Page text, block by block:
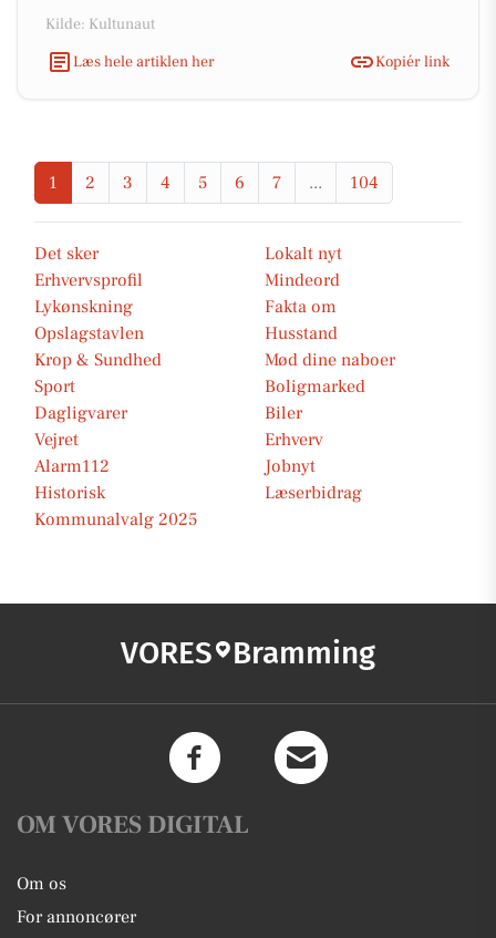
Kilde: Kultunaut
Læs hele artiklen her
Kopiér link
1 2 3 4 5 6 7 ... 104
Det sker
Lokalt nyt
Erhvervsprofil
Mindeord
Lykønskning
Fakta om
Opslagstavlen
Husstand
Krop & Sundhed
Mød dine naboer
Sport
Boligmarked
Dagligvarer
Biler
Vejret
Erhverv
Alarm112
Jobnyt
Historisk
Læserbidrag
Kommunalvalg 2025
VORES Bramming
OM VORES DIGITAL
Om os
For annoncører